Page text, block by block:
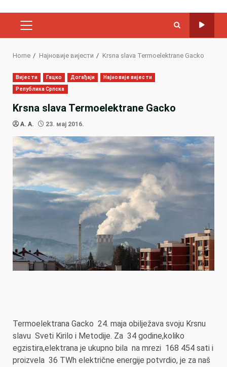
PRIMARY
Home Најновије вијести Krsna slava Termoelektrane Gacko
Вијести Гацко Догађаји Најновије вијести
Република Српска
Krsna slava Termoelektrane Gacko
A. A. 23. мај 2016.
Termoelektrana Gacko 24. maja obilježava svoju Krsnu
slavu Sveti Kirilo i Metodije. Za 34 godine,koliko
egzistira,elektrana je ukupno bila na mrezi 168 454 sati i
proizvela 36 TWh električne energije potvrdio, je za naš